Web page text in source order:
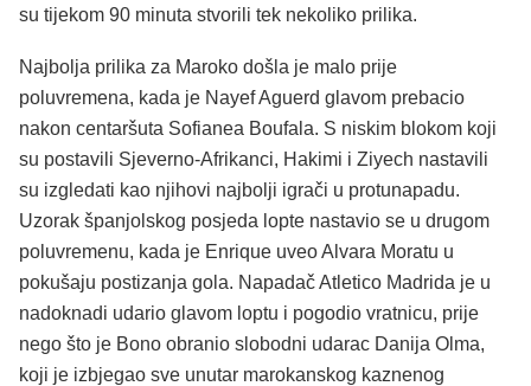
su tijekom 90 minuta stvorili tek nekoliko prilika.
Najbolja prilika za Maroko došla je malo prije
poluvremena, kada je Nayef Aguerd glavom prebacio
nakon centaršuta Sofianea Boufala. S niskim blokom koji
su postavili Sjeverno-Afrikanci, Hakimi i Ziyech nastavili
su izgledati kao njihovi najbolji igrači u protunapadu.
Uzorak španjolskog posjeda lopte nastavio se u drugom
poluvremenu, kada je Enrique uveo Alvara Moratu u
pokušaju postizanja gola. Napadač Atletico Madrida je u
nadoknadi udario glavom loptu i pogodio vratnicu, prije
nego što je Bono obranio slobodni udarac Danija Olma,
koji je izbjegao sve unutar marokanskog kaznenog